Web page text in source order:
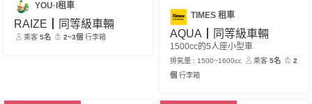
YOU·I租車
RAIZE┃同等級車輛
乘客5名 2~3個 行李箱
TIMES 租車
AQUA┃同等級車輛
1500cc的5人座小型車
排氣量 : 1500~1600cc 乘客5名
2
個 行李箱